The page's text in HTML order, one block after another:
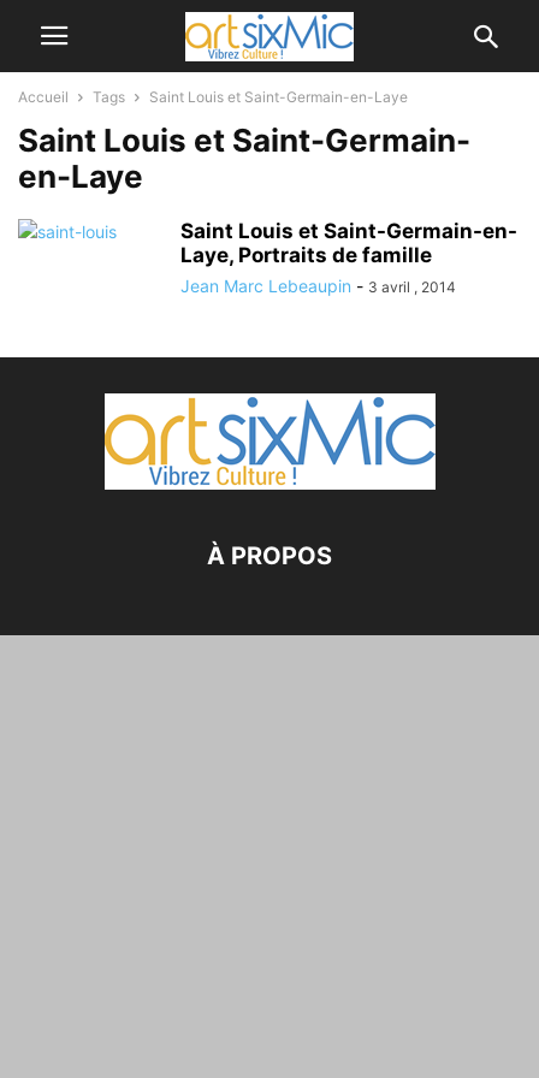
Accueil Tags Saint Louis et Saint-Germain-en-Laye
Saint Louis et Saint-Germain-
en-Laye
Saint Louis et Saint-Germain-en-
Laye, Portraits de famille
Jean Marc Lebeaupin - 3 avril , 2014
À PROPOS